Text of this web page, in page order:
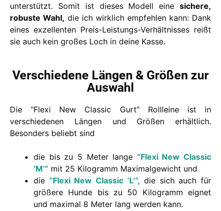
unterstützt. Somit ist dieses Modell eine sichere,
robuste Wahl, die ich wirklich empfehlen kann: Dank
eines exzellenten Preis-Leistungs-Verhältnisses reißt
sie auch kein großes Loch in deine Kasse.
Verschiedene Längen & Größen zur
Auswahl
Die “Flexi New Classic Gurt” Rollleine ist in
verschiedenen Längen und Größen erhältlich.
Besonders beliebt sind
die bis zu 5 Meter lange “Flexi New Classic
‘M’” mit 25 Kilogramm Maximalgewicht und
die “Flexi New Classic ‘L’”, die sich auch für
größere Hunde bis zu 50 Kilogramm eignet
und maximal 8 Meter lang werden kann.